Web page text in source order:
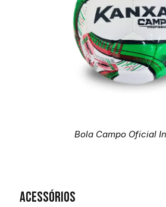
Acessórios
Bola Campo Oficial